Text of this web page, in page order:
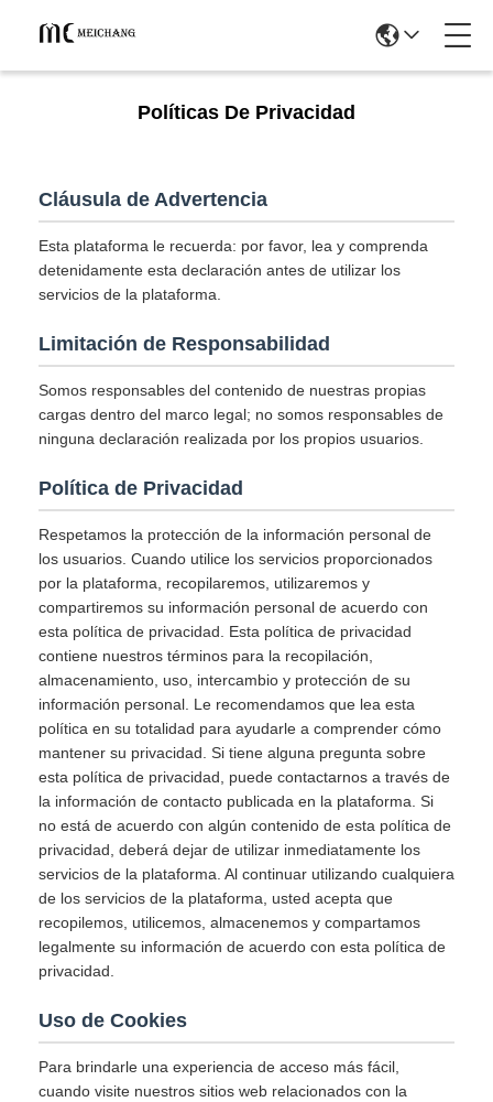
Políticas De Privacidad
Cláusula de Advertencia
Esta plataforma le recuerda: por favor, lea y comprenda
detenidamente esta declaración antes de utilizar los
servicios de la plataforma.
Limitación de Responsabilidad
Somos responsables del contenido de nuestras propias
cargas dentro del marco legal; no somos responsables de
ninguna declaración realizada por los propios usuarios.
Política de Privacidad
Respetamos la protección de la información personal de
los usuarios. Cuando utilice los servicios proporcionados
por la plataforma, recopilaremos, utilizaremos y
compartiremos su información personal de acuerdo con
esta política de privacidad. Esta política de privacidad
contiene nuestros términos para la recopilación,
almacenamiento, uso, intercambio y protección de su
información personal. Le recomendamos que lea esta
política en su totalidad para ayudarle a comprender cómo
mantener su privacidad. Si tiene alguna pregunta sobre
esta política de privacidad, puede contactarnos a través de
la información de contacto publicada en la plataforma. Si
no está de acuerdo con algún contenido de esta política de
privacidad, deberá dejar de utilizar inmediatamente los
servicios de la plataforma. Al continuar utilizando cualquiera
de los servicios de la plataforma, usted acepta que
recopilemos, utilicemos, almacenemos y compartamos
legalmente su información de acuerdo con esta política de
privacidad.
Uso de Cookies
Para brindarle una experiencia de acceso más fácil,
cuando visite nuestros sitios web relacionados con la